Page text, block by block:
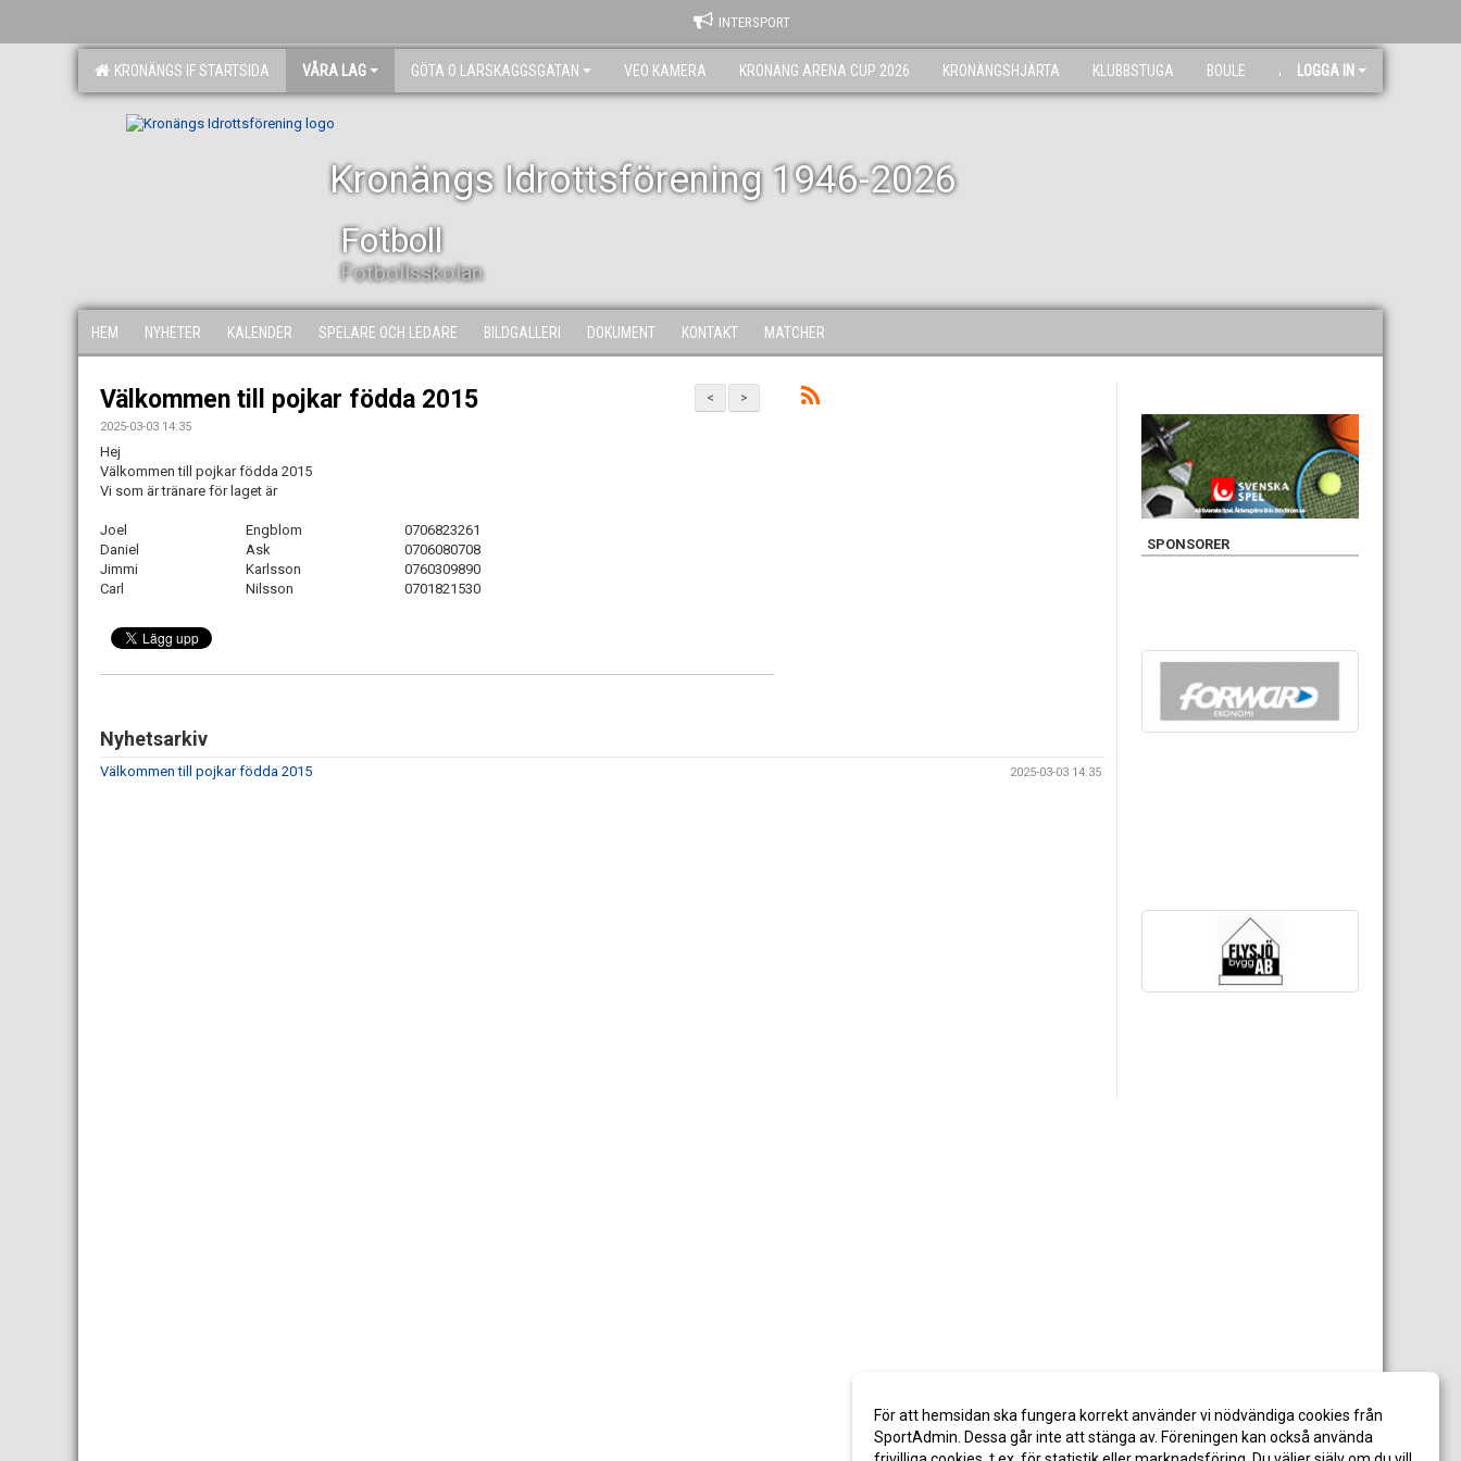
INTERSPORT
KRONÄNGS IF STARTSIDA VÅRA LAG GÖTA O LARSKAGGSGATAN VEO KAMERA KRONÄNG ARENA CUP 2026 KRONÄNGSHJÄRTA KLUBBSTUGA BOULE ARKIVLOGGA IN
Kronängs Idrottsförening 1946-2026
Fotboll
Fotbollsskolan
HEM NYHETER KALENDER SPELARE OCH LEDARE BILDGALLERI DOKUMENT KONTAKT MATCHER
>
<
Välkommen till pojkar födda 2015
2025-03-03 14:35
Hej
Välkommen till pojkar födda 2015
Vi som är tränare för laget är
Joel Engblom
0706823261
Daniel
Ask
0706080708
Jimmi
Karlsson
0760309890
Carl
Nilsson 0701821530
Nyhetsarkiv
Välkommen till pojkar födda 2015 2025-03-03 14:35
SPONSORER
För att hemsidan ska fungera korrekt använder vi nödvändiga cookies från
SportAdmin. Dessa går inte att stänga av. Föreningen kan också använda